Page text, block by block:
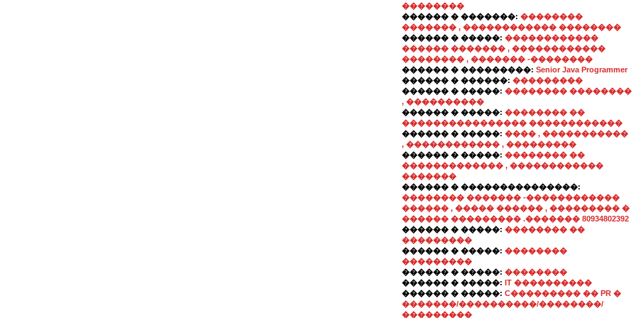
��������
������ � �������: ��������
������� , ������������ ��������
������ � �����: ������������
������ ������� , ������������
�������� , ������� -��������
������ � ���������: Senior Java Programmer
������ � ������: ���������
������ � �����: �������� ��������
, ����������
������ � �����: �������� ��
���������������� ������������
������ � �����: ���� , �����������
, ������������ , ���������
������ � �����: �������� ��
������������� , ������������
�������
������ � ���������������:
�������� ������� -������������
������ , ����� ������ , ��������� �
������ ��������� .������� 80934802392
������ � �����: �������� ��
���������
������ � �����: ��������
���������
������ � �����: ��������
������ � �����: IT ����������
������ � �����: C��������� �� PR �
�������/����������/��������/
���������